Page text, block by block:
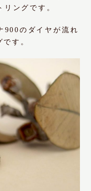
ングです。
900のダイヤが流れ
す。